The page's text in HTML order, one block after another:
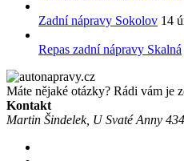
Zadní nápravy Sokolov 14
Repas zadní nápravy Skalná
Máte nějaké otázky? Rádi vám je
Kontakt
Martin Šindelek, U Svaté Anny